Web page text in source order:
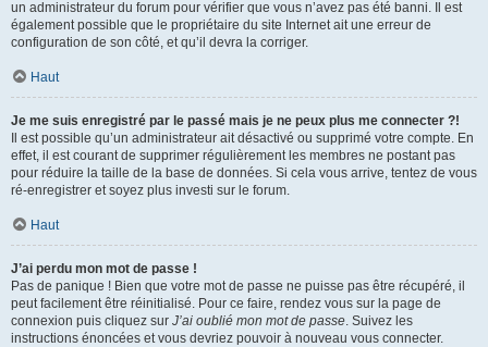
un administrateur du forum pour vérifier que vous n’avez pas été banni. Il est
également possible que le propriétaire du site Internet ait une erreur de
configuration de son côté, et qu’il devra la corriger.
Haut
Je me suis enregistré par le passé mais je ne peux plus me connecter ?!
Il est possible qu’un administrateur ait désactivé ou supprimé votre compte. En
effet, il est courant de supprimer régulièrement les membres ne postant pas
pour réduire la taille de la base de données. Si cela vous arrive, tentez de vous
ré-enregistrer et soyez plus investi sur le forum.
Haut
J’ai perdu mon mot de passe !
Pas de panique ! Bien que votre mot de passe ne puisse pas être récupéré, il
peut facilement être réinitialisé. Pour ce faire, rendez vous sur la page de
connexion puis cliquez sur J’ai oublié mon mot de passe. Suivez les
instructions énoncées et vous devriez pouvoir à nouveau vous connecter.